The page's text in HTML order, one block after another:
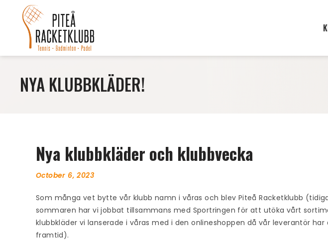
NYA KLUBBKLÄDER!
Nya klubbkläder och klubbvecka
October 6, 2023
Som många vet bytte vår klubb namn i våras och blev Piteå Racketklubb
sommaren har vi jobbat tillsammans med Sportringen för att utöka vårt
klubbkläder vi lanserade i våras med i den onlineshoppen då vår leverantör
framtid).